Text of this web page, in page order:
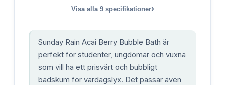
Visa alla 9specifikationer›
Sunday Rain Acai Berry Bubble Bath är
perfekt för studenter, ungdomar och vuxna
som vill ha ett prisvärt och bubbligt
badskum för vardagslyx. Det passar även